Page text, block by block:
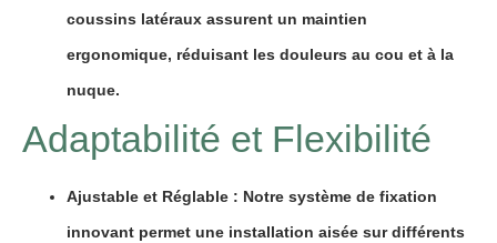
coussins latéraux assurent un maintien
ergonomique, réduisant les douleurs au cou et à la
nuque.
Adaptabilité et Flexibilité
Ajustable et Réglable : Notre système de fixation
innovant permet une installation aisée sur différents